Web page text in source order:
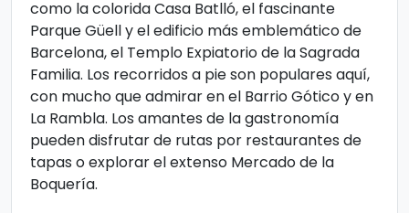
como la colorida Casa Batlló, el fascinante
Parque Güell y el edificio más emblemático de
Barcelona, ​​el Templo Expiatorio de la Sagrada
Familia. Los recorridos a pie son populares aquí,
con mucho que admirar en el Barrio Gótico y en
La Rambla. Los amantes de la gastronomía
pueden disfrutar de rutas por restaurantes de
tapas o explorar el extenso Mercado de la
Boquería.